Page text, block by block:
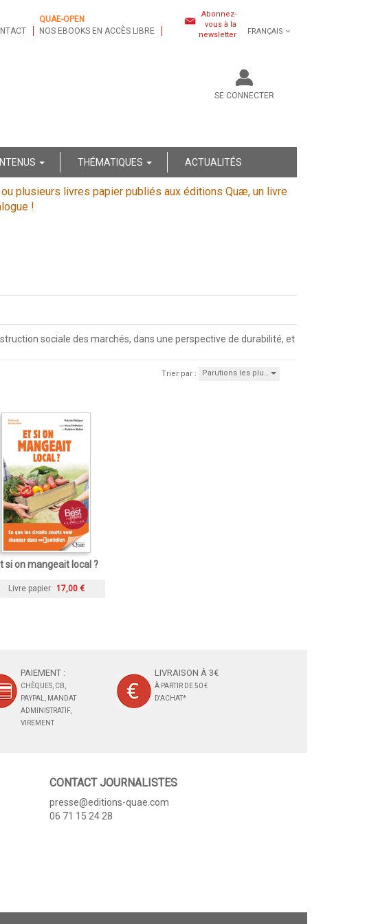
QUAE-OPEN
NOS EBOOKS EN ACCÈS LIBRE
Abonnez-
vous à la
newsletter
FRANÇAIS
SE CONNECTER
THÉMATIQUES ACTUALITÉS
ou plusieurs livres papier publiés aux éditions Quæ, un livre
!
sociale des marchés, dans une perspective de durabilité, et
Trier par : Parutions les plu…
si on mangeait local ?
Livre papier 17,00 €
PAIEMENT :
CHÈQUES, CB,
PAYPAL, MANDAT
ADMINISTRATIF,
VIREMENT
LIVRAISON À 3€
À PARTIR DE 50 €
D'ACHAT*
CONTACT JOURNALISTES
presse@editions-quae.com
06 71 15 24 28